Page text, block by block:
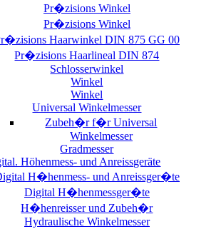
Pr�zisions Winkel
Pr�zisions Winkel
Haarwinkel DIN 875 GG 00
Pr�zisions Haarlineal DIN 874
Schlosserwinkel
Winkel
Winkel
Universal Winkelmesser
Zubeh�r f�r Universal
Winkelmesser
Gradmesser
Höhenmess- und Anreissgeräte
H�henmess- und Anreissger�te
Digital H�henmessger�te
H�henreisser und Zubeh�r
Hydraulische Winkelmesser